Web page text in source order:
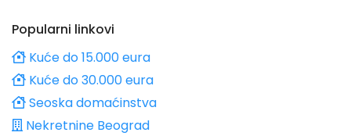
Popularni linkovi
Kuće do 15.000 eura
Kuće do 30.000 eura
Seoska domaćinstva
Nekretnine Beograd